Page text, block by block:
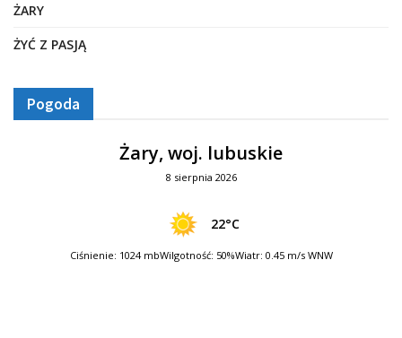
ŻARY
ŻYĆ Z PASJĄ
Pogoda
Żary, woj. lubuskie
8 sierpnia 2026
22°C
Ciśnienie: 1024 mbWilgotność: 50%Wiatr: 0.45 m/s WNW